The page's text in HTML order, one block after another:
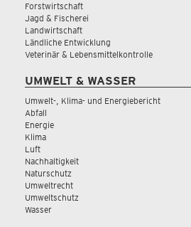
Forstwirtschaft
Jagd & Fischerei
Landwirtschaft
Ländliche Entwicklung
Veterinär & Lebensmittelkontrolle
UMWELT & WASSER
Umwelt-, Klima- und Energiebericht
Abfall
Energie
Klima
Luft
Nachhaltigkeit
Naturschutz
Umweltrecht
Umweltschutz
Wasser